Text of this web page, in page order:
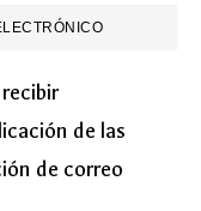
de las
de correo